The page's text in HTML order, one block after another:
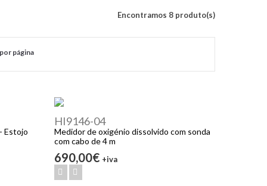
Encontramos 8 produto(s)
por página
Estojo
HI9146-04
Medidor de oxigénio dissolvido com sonda
com cabo de 4 m
690,00€ +iva